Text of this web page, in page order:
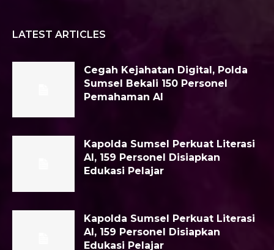
LATEST ARTICLES
Cegah Kejahatan Digital, Polda
Sumsel Bekali 150 Personel
Pemahaman AI
Kapolda Sumsel Perkuat Literasi
AI, 159 Personel Disiapkan
Edukasi Pelajar
Kapolda Sumsel Perkuat Literasi
AI, 159 Personel Disiapkan
Edukasi Pelajar